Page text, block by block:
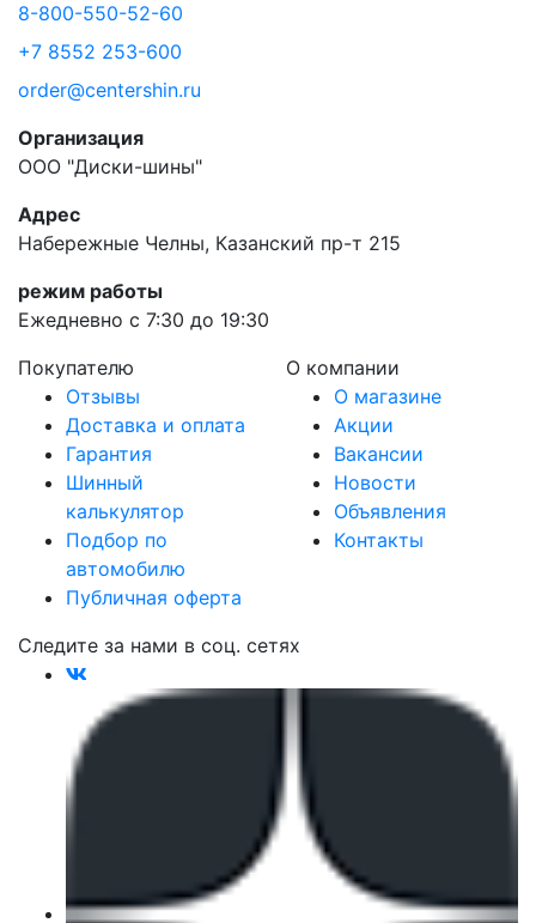
8-800-550-52-60
+7 8552 253-600
order@centershin.ru
Организация
ООО "Диски-шины"
Адрес
Набережные Челны, Казанский пр-т 215
режим работы
Ежедневно с 7:30 до 19:30
Покупателю
Отзывы
Доставка и оплата
Гарантия
Шинный
калькулятор
Подбор по
автомобилю
Публичная оферта
О компании
О магазине
Акции
Вакансии
Новости
Объявления
Контакты
Следите за нами в соц. сетях